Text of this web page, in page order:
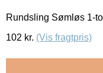
Rundsling Sømløs 1-
102 kr. (Vis fragtpris)